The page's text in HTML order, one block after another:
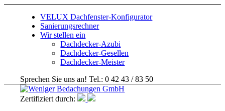
VELUX Dachfenster-Konfigurator
Sanierungsrechner
Wir stellen ein
Dachdecker-Azubi
Dachdecker-Gesellen
Dachdecker-Meister
Sprechen Sie uns an! Tel.: 0 42 43 / 83 50
Zertifiziert durch: